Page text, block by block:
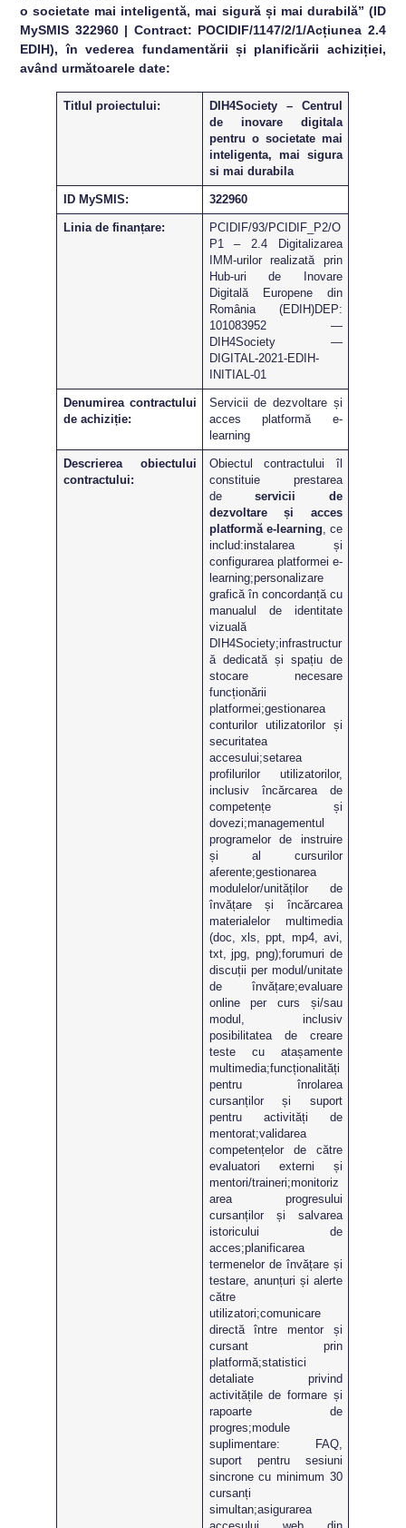
o societate mai inteligentă, mai sigură și mai durabilă” (ID
MySMIS 322960 | Contract: POCIDIF/1147/2/1/Acțiunea 2.4
EDIH), în vederea fundamentării și planificării achiziției,
având următoarele date:
Titlul proiectului:
DIH4Society – Centrul
de inovare digitala
pentru o societate mai
inteligenta, mai sigura
si mai durabila
ID MySMIS: 322960
Linia de finanțare:
PCIDIF/93/PCIDIF_P2/O
P1 – 2.4 Digitalizarea
IMM-urilor realizată prin
Hub-uri de Inovare
Digitală Europene din
România (EDIH)DEP:
101083952 —
DIH4Society —
DIGITAL-2021-EDIH-
INITIAL-01
Denumirea contractului
de achiziție:
Servicii de dezvoltare și
acces platformă e-
learning
Descrierea obiectului
contractului:
Obiectul contractului îl
constituie prestarea
deservicii de
dezvoltare și acces
platformă e-learning , ce
includ:instalarea și
configurarea platformei e-
learning;personalizare
grafică în concordanță cu
manualul de identitate
vizuală
DIH4Society;infrastructur
ă dedicată și spațiu de
stocare necesare
funcționării
platformei;gestionarea
conturilor utilizatorilor și
securitatea
accesului;setarea
profilurilor utilizatorilor,
inclusiv încărcarea de
competențe și
dovezi;managementul
programelor de instruire
și al cursurilor
aferente;gestionarea
modulelor/unităților de
învățare și încărcarea
materialelor multimedia
(doc, xls, ppt, mp4, avi,
txt, jpg, png);forumuri de
discuții per modul/unitate
de învățare;evaluare
online per curs și/sau
modul, inclusiv
posibilitatea de creare
teste cu atașamente
multimedia;funcționalități
pentru înrolarea
cursanților și suport
pentru activități de
mentorat;validarea
competențelor de către
evaluatori externi și
mentori/traineri;monitoriz
area progresului
cursanților și salvarea
istoricului de
acces;planificarea
termenelor de învățare și
testare, anunțuri și alerte
către
utilizatori;comunicare
directă între mentor și
cursant prin
platformă;statistici
detaliate privind
activitățile de formare și
rapoarte de
progres;module
suplimentare: FAQ,
suport pentru sesiuni
sincrone cu minimum 30
cursanți
simultan;asigurarea